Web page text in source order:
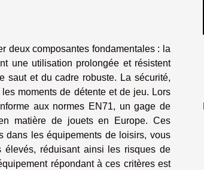
deux composantes fondamentales : la
une utilisation prolongée et résistent
saut et du cadre robuste. La sécurité,
moments de détente et de jeu. Lors
aux normes EN71, un gage de
matière de jouets en Europe. Ces
dans les équipements de loisirs, vous
réduisant ainsi les risques de
répondant à ces critères est